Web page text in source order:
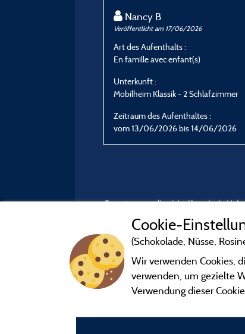
Nancy B
Veröffentlicht am 17/06/2026
Art des Aufenthalts :
En famille avec enfant(s)
Unterkunft :
Mobilheim Klassik - 2 Schlafzimmer
Zeitraum des Aufenthaltes :
vom 13/06/2026 bis 14/06/2026
Bewertungen, die nicht älter als drei
Cookie-
(Schokolade, Nüsse,
Wir verwenden Cookies,
verwenden, um gezielte
Verwendung dieser